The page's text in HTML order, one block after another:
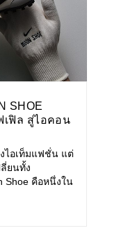
SHOE
เฟิล สู่ไอคอน
ไอเท็มแฟชั่น แต่
ยนทั้ง
Shoe คือหนึ่งใน
ง พร้อมพาเรื่อง